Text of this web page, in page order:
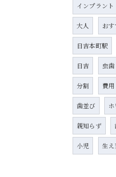
インプラント
大人 おす
日吉本町駅
日吉 虫歯
分割 費用
歯並び
親知らず
小児 生え